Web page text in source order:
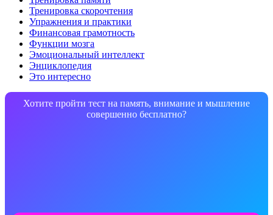
Тренировка скорочтения
Упражнения и практики
Финансовая грамотность
Функции мозга
Эмоциональный интеллект
Энциклопедия
Это интересно
Хотите пройти тест на память, внимание и мышление
совершенно бесплатно?